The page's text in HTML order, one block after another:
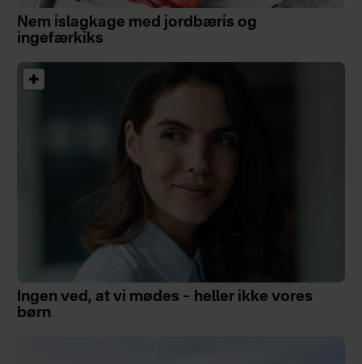
Nem islagkage med jordbæris og
ingefærkiks
Ingen ved, at vi mødes – heller ikke vores
børn